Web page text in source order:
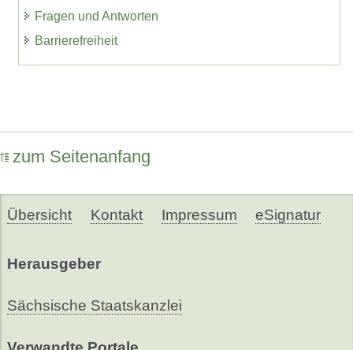
Fragen und Antworten
Barrierefreiheit
zum Seitenanfang
Übersicht Kontakt Impressum eSignatur
Herausgeber
Sächsische Staatskanzlei